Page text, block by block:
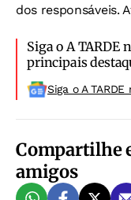
dos responsáveis.
Siga o A TARDE
principais
Siga o A
Compartilhe
amigos